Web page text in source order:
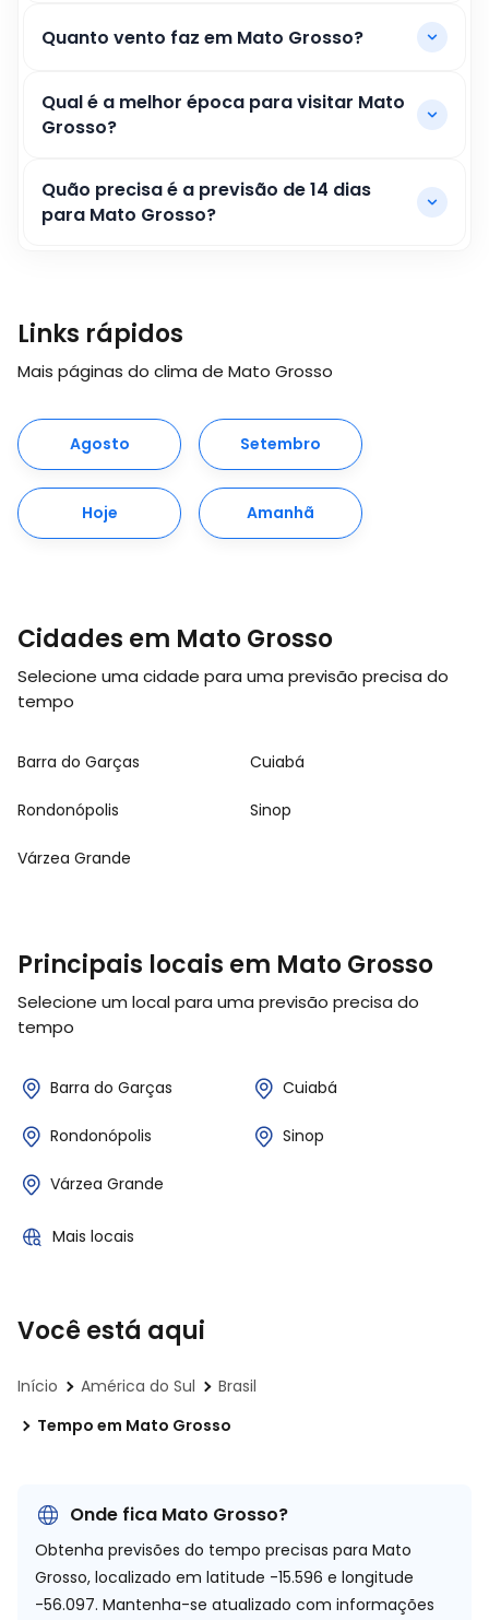
Quanto vento faz em Mato Grosso?
Qual é a melhor época para visitar Mato
Grosso?
Quão precisa é a previsão de 14 dias
para Mato Grosso?
Links rápidos
Mais páginas do clima de Mato Grosso
Agosto Setembro
Hoje Amanhã
Cidades em Mato Grosso
Selecione uma cidade para uma previsão precisa do
tempo
Barra do Garças Cuiabá
Rondonópolis Sinop
Várzea Grande
Principais locais em Mato Grosso
Selecione um local para uma previsão precisa do
tempo
Barra do Garças Cuiabá
Rondonópolis Sinop
Várzea Grande
Mais locais
Você está aqui
Início América do Sul
Brasil
Tempo em Mato Grosso
Onde fica Mato Grosso?
Obtenha previsões do tempo precisas para Mato
Grosso, localizado em latitude -15.596 e longitude
-56.097. Mantenha-se atualizado com informações